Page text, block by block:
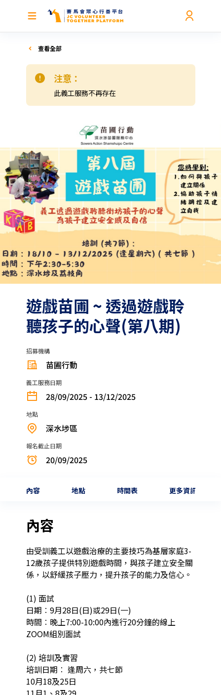
查看全部
注意：
此義工服務不再存在
遊戲苗圃 ~ 透過遊戲聆
聽孩子的心聲(第八期)
招募機構
苗圃行動
義工服務日期
28/09/2025 - 13/12/2025
地點
深水埗區
報名截止日期
20/09/2025
內容 地點 時間表 更多資訊
內容
由受訓義工以遊戲治療的主要技巧為基層家庭3-
12歲孩子提供特別遊戲時間，與孩子建立安全關
係，以舒緩孩子壓力，提升孩子的能力及信心。
(1) 面試
日期︰9月28日(日)或29日(一)
時間︰晚上7:00-10:00內進行20分鐘的線上
ZOOM組別面試
(2) 培訓及實習
培訓日期︰ 逢周六，共七節
10月18及25日